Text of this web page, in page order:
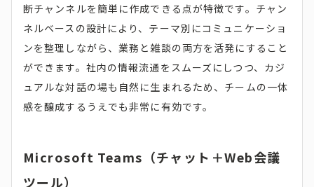
断チャンネルを簡単に作成できる点が特徴です。チャン
ネルベースの設計により、テーマ別にコミュニケーショ
ンを整理しながら、業務と雑談の両方を活発にすること
ができます。社内の情報流通をスムーズにしつつ、カジ
ュアルな対話の場も自然に生まれるため、チームの一体
感を醸成するうえでも非常に有効です。
Microsoft Teams（チャット＋Web会議
ツール）